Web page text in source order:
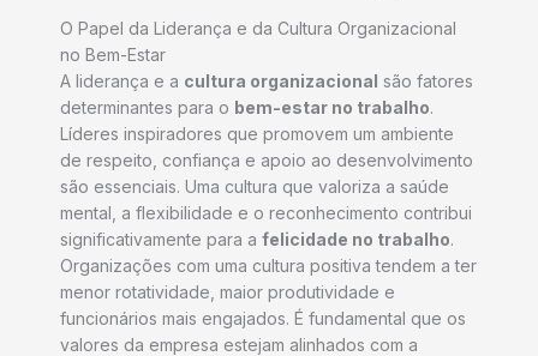
O Papel da Liderança e da Cultura Organizacional
no Bem-Estar
A liderança e a cultura organizacional são fatores
determinantes para o bem-estar no trabalho.
Líderes inspiradores que promovem um ambiente
de respeito, confiança e apoio ao desenvolvimento
são essenciais. Uma cultura que valoriza a saúde
mental, a flexibilidade e o reconhecimento contribui
significativamente para a felicidade no trabalho.
Organizações com uma cultura positiva tendem a ter
menor rotatividade, maior produtividade e
funcionários mais engajados. É fundamental que os
valores da empresa estejam alinhados com a